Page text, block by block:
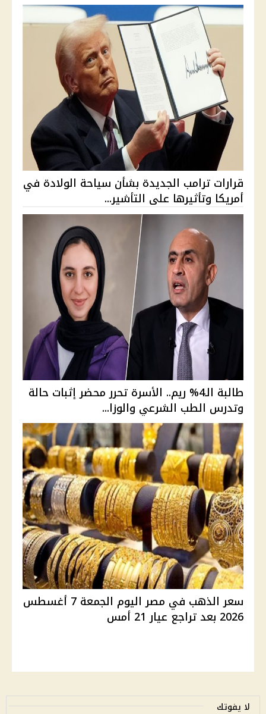
قرارات ترامب الجديدة بشأن سياحة الولادة في
أمريكا وتأثيرها على التأشير...
طالبة الـ4% ريم.. الأسرة تحرر محضر إثبات حالة
وتدرس الطب الشرعي والوزا...
سعر الذهب في مصر اليوم الجمعة 7 أغسطس
2026 بعد تراجع عيار 21 أمس
لا يفوتك